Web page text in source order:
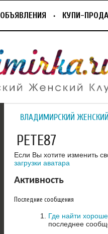
ОБЪЯВЛЕНИЯ КУПИ-
ВЛАДИМИРСКИЙ
PETE87
Если Вы хотите изменить
загрузки аватара
Активность
Последние сообщения
Где найти
последнее